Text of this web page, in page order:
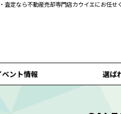
定なら不動産売却専門店カウイエにお任
ベント情報 選ば